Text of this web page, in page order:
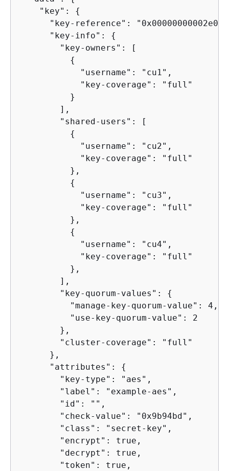
    "key":
{
"key-reference":
      "key-info":
{
        "key-owners": [
{
            "username": "cu1",
            "key-coverage": "full"
          }
        ],
        "shared-users": [
{
            "username": "cu2",
            "key-coverage": "full"
          },
{
            "username": "cu3",
            "key-coverage": "full"
          },
{
            "username": "cu4",
            "key-coverage": "full"
          },
        ],
        "key-quorum-values":
{
          "manage-key-quorum-value": 4,
          "use-key-quorum-value": 2
        },
        "cluster-coverage": "full"
      },
      "attributes":
{
        "key-type": "aes",
        "label": "example-aes",
        "id": "",
        "check-value": "0x9b94bd",
        "class": "secret-key",
        "encrypt": true,
        "decrypt": true,
        "token": true,